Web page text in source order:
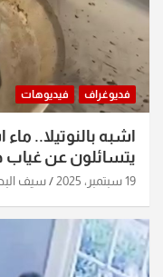
فديوغراف فيديوهات
اشبه بالنوتيلا..
يتسائلون عن غياب
19 سبتمبر، 2025 سيف